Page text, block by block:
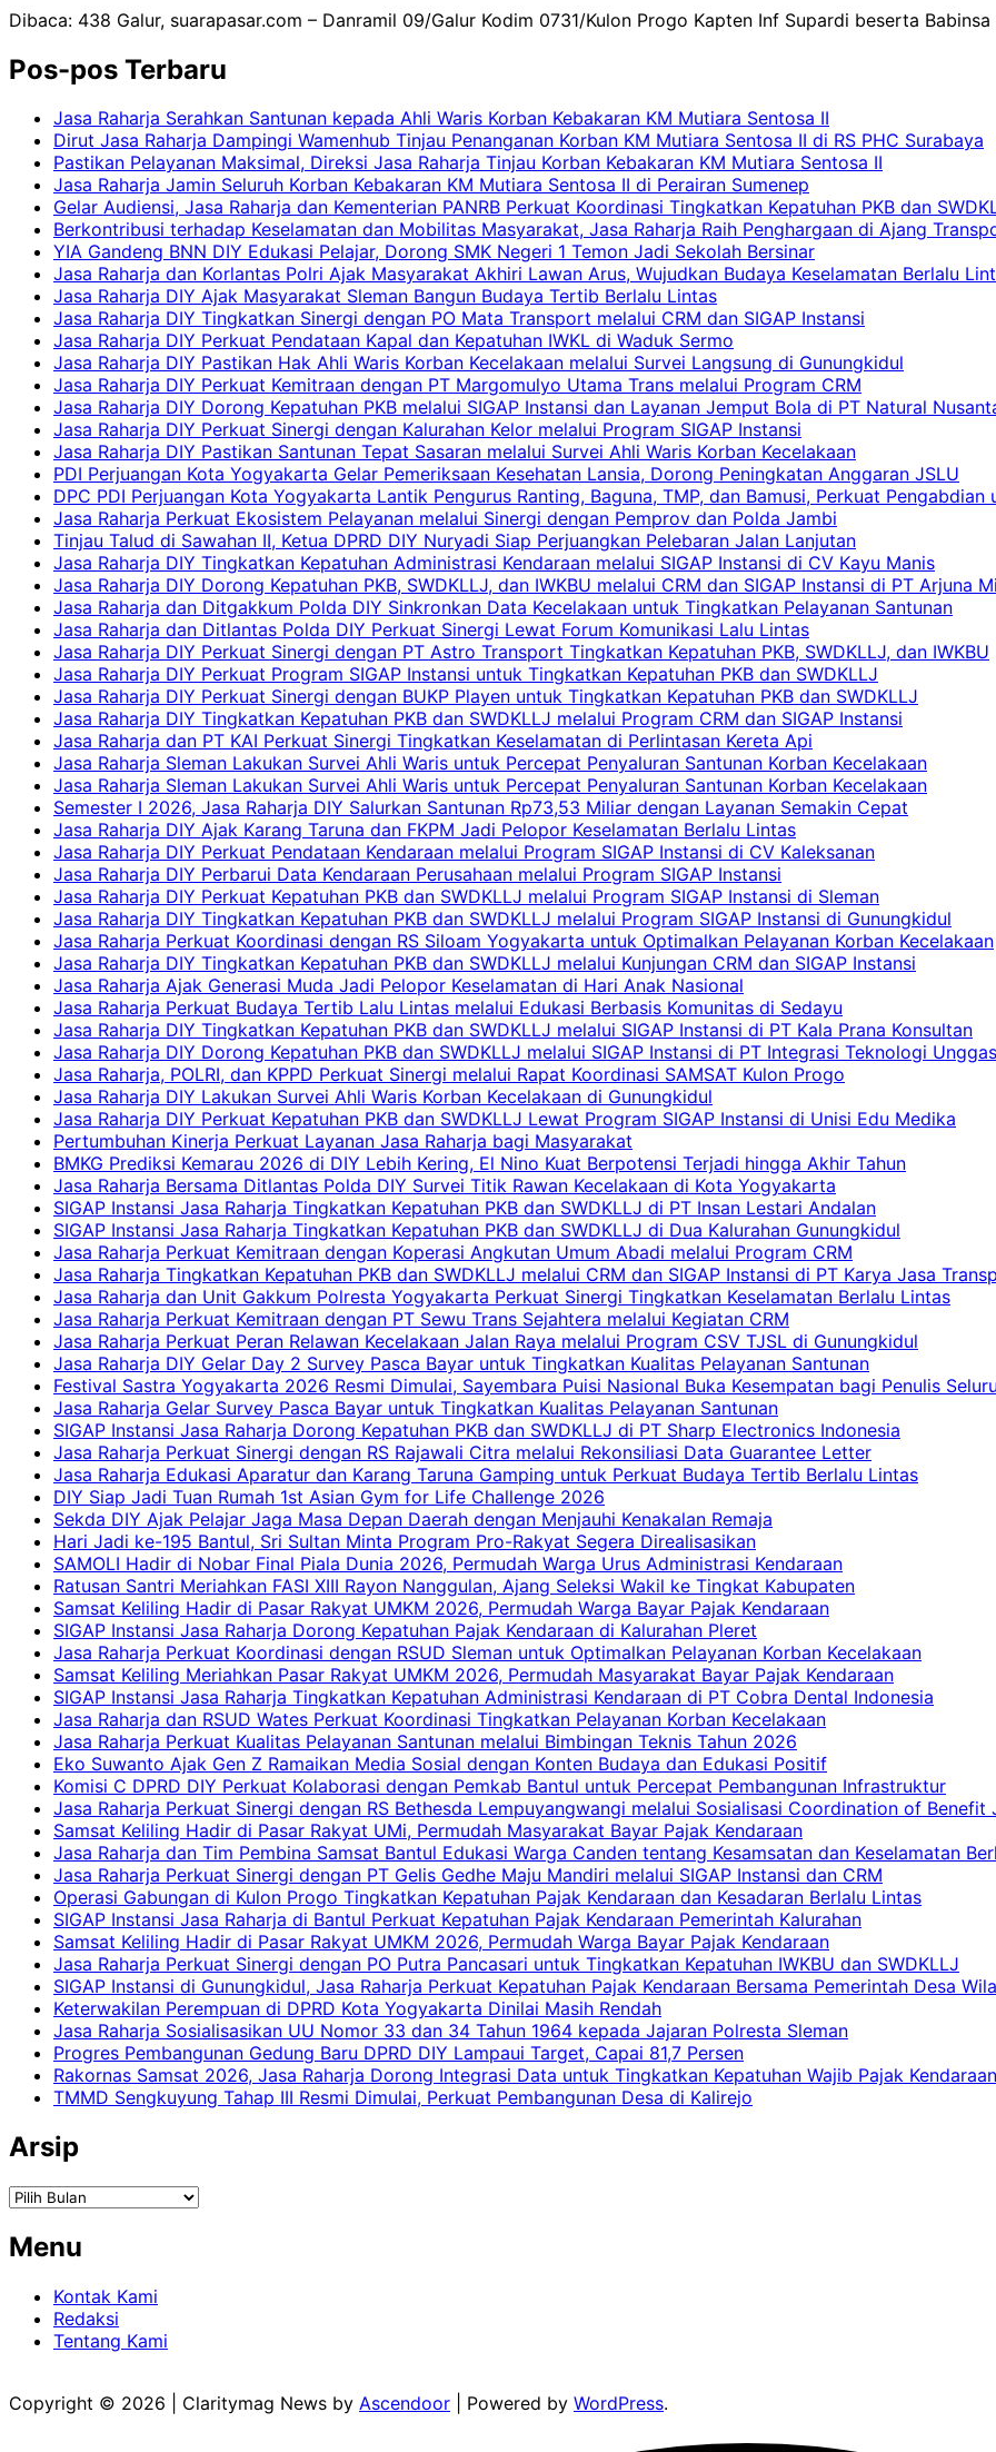
Dibaca: 438 Galur, suarapasar.com – Danramil 09/Galur Kodim 0731/Kulon Progo Kapten Inf Supardi beserta
Pos-pos Terbaru
Jasa Raharja Serahkan Santunan kepada Ahli Waris Korban Kebakaran KM Mutiara Sentosa II
Dirut Jasa Raharja Dampingi Wamenhub Tinjau Penanganan Korban KM Mutiara Sentosa II di RS PHC Surabaya
Pastikan Pelayanan Maksimal, Direksi Jasa Raharja Tinjau Korban Kebakaran KM Mutiara Sentosa II
Jasa Raharja Jamin Seluruh Korban Kebakaran KM Mutiara Sentosa II di Perairan Sumenep
Gelar Audiensi, Jasa Raharja dan Kementerian PANRB Perkuat Koordinasi Tingkatkan Kepatuhan PKB dan
Berkontribusi terhadap Keselamatan dan Mobilitas Masyarakat, Jasa Raharja Raih Penghargaan di Ajang
YIA Gandeng BNN DIY Edukasi Pelajar, Dorong SMK Negeri 1 Temon Jadi Sekolah Bersinar
Jasa Raharja dan Korlantas Polri Ajak Masyarakat Akhiri Lawan Arus, Wujudkan Budaya Keselamatan Berlalu
Jasa Raharja DIY Ajak Masyarakat Sleman Bangun Budaya Tertib Berlalu Lintas
Jasa Raharja DIY Tingkatkan Sinergi dengan PO Mata Transport melalui CRM dan SIGAP Instansi
Jasa Raharja DIY Perkuat Pendataan Kapal dan Kepatuhan IWKL di Waduk Sermo
Jasa Raharja DIY Pastikan Hak Ahli Waris Korban Kecelakaan melalui Survei Langsung di Gunungkidul
Jasa Raharja DIY Perkuat Kemitraan dengan PT Margomulyo Utama Trans melalui Program CRM
Jasa Raharja DIY Dorong Kepatuhan PKB melalui SIGAP Instansi dan Layanan Jemput Bola di PT Natural
Jasa Raharja DIY Perkuat Sinergi dengan Kalurahan Kelor melalui Program SIGAP Instansi
Jasa Raharja DIY Pastikan Santunan Tepat Sasaran melalui Survei Ahli Waris Korban Kecelakaan
PDI Perjuangan Kota Yogyakarta Gelar Pemeriksaan Kesehatan Lansia, Dorong Peningkatan Anggaran JSLU
DPC PDI Perjuangan Kota Yogyakarta Lantik Pengurus Ranting, Baguna, TMP, dan Bamusi, Perkuat Pengabdian
Jasa Raharja Perkuat Ekosistem Pelayanan melalui Sinergi dengan Pemprov dan Polda Jambi
Tinjau Talud di Sawahan II, Ketua DPRD DIY Nuryadi Siap Perjuangkan Pelebaran Jalan Lanjutan
Jasa Raharja DIY Tingkatkan Kepatuhan Administrasi Kendaraan melalui SIGAP Instansi di CV Kayu Manis
Jasa Raharja DIY Dorong Kepatuhan PKB, SWDKLLJ, dan IWKBU melalui CRM dan SIGAP Instansi di PT Arjuna
Jasa Raharja dan Ditgakkum Polda DIY Sinkronkan Data Kecelakaan untuk Tingkatkan Pelayanan Santunan
Jasa Raharja dan Ditlantas Polda DIY Perkuat Sinergi Lewat Forum Komunikasi Lalu Lintas
Jasa Raharja DIY Perkuat Sinergi dengan PT Astro Transport Tingkatkan Kepatuhan PKB, SWDKLLJ, dan IWKBU
Jasa Raharja DIY Perkuat Program SIGAP Instansi untuk Tingkatkan Kepatuhan PKB dan SWDKLLJ
Jasa Raharja DIY Perkuat Sinergi dengan BUKP Playen untuk Tingkatkan Kepatuhan PKB dan SWDKLLJ
Jasa Raharja DIY Tingkatkan Kepatuhan PKB dan SWDKLLJ melalui Program CRM dan SIGAP Instansi
Jasa Raharja dan PT KAI Perkuat Sinergi Tingkatkan Keselamatan di Perlintasan Kereta Api
Jasa Raharja Sleman Lakukan Survei Ahli Waris untuk Percepat Penyaluran Santunan Korban Kecelakaan
Jasa Raharja Sleman Lakukan Survei Ahli Waris untuk Percepat Penyaluran Santunan Korban Kecelakaan
Semester I 2026, Jasa Raharja DIY Salurkan Santunan Rp73,53 Miliar dengan Layanan Semakin Cepat
Jasa Raharja DIY Ajak Karang Taruna dan FKPM Jadi Pelopor Keselamatan Berlalu Lintas
Jasa Raharja DIY Perkuat Pendataan Kendaraan melalui Program SIGAP Instansi di CV Kaleksanan
Jasa Raharja DIY Perbarui Data Kendaraan Perusahaan melalui Program SIGAP Instansi
Jasa Raharja DIY Perkuat Kepatuhan PKB dan SWDKLLJ melalui Program SIGAP Instansi di Sleman
Jasa Raharja DIY Tingkatkan Kepatuhan PKB dan SWDKLLJ melalui Program SIGAP Instansi di Gunungkidul
Jasa Raharja Perkuat Koordinasi dengan RS Siloam Yogyakarta untuk Optimalkan Pelayanan Korban Kecelakaan
Jasa Raharja DIY Tingkatkan Kepatuhan PKB dan SWDKLLJ melalui Kunjungan CRM dan SIGAP Instansi
Jasa Raharja Ajak Generasi Muda Jadi Pelopor Keselamatan di Hari Anak Nasional
Jasa Raharja Perkuat Budaya Tertib Lalu Lintas melalui Edukasi Berbasis Komunitas di Sedayu
Jasa Raharja DIY Tingkatkan Kepatuhan PKB dan SWDKLLJ melalui SIGAP Instansi di PT Kala Prana Konsultan
Jasa Raharja DIY Dorong Kepatuhan PKB dan SWDKLLJ melalui SIGAP Instansi di PT Integrasi Teknologi Unggas
Jasa Raharja, POLRI, dan KPPD Perkuat Sinergi melalui Rapat Koordinasi SAMSAT Kulon Progo
Jasa Raharja DIY Lakukan Survei Ahli Waris Korban Kecelakaan di Gunungkidul
Jasa Raharja DIY Perkuat Kepatuhan PKB dan SWDKLLJ Lewat Program SIGAP Instansi di Unisi Edu Medika
Pertumbuhan Kinerja Perkuat Layanan Jasa Raharja bagi Masyarakat
BMKG Prediksi Kemarau 2026 di DIY Lebih Kering, El Nino Kuat Berpotensi Terjadi hingga Akhir Tahun
Jasa Raharja Bersama Ditlantas Polda DIY Survei Titik Rawan Kecelakaan di Kota Yogyakarta
SIGAP Instansi Jasa Raharja Tingkatkan Kepatuhan PKB dan SWDKLLJ di PT Insan Lestari Andalan
SIGAP Instansi Jasa Raharja Tingkatkan Kepatuhan PKB dan SWDKLLJ di Dua Kalurahan Gunungkidul
Jasa Raharja Perkuat Kemitraan dengan Koperasi Angkutan Umum Abadi melalui Program CRM
Jasa Raharja Tingkatkan Kepatuhan PKB dan SWDKLLJ melalui CRM dan SIGAP Instansi di PT Karya Jasa
Jasa Raharja dan Unit Gakkum Polresta Yogyakarta Perkuat Sinergi Tingkatkan Keselamatan Berlalu Lintas
Jasa Raharja Perkuat Kemitraan dengan PT Sewu Trans Sejahtera melalui Kegiatan CRM
Jasa Raharja Perkuat Peran Relawan Kecelakaan Jalan Raya melalui Program CSV TJSL di Gunungkidul
Jasa Raharja DIY Gelar Day 2 Survey Pasca Bayar untuk Tingkatkan Kualitas Pelayanan Santunan
Festival Sastra Yogyakarta 2026 Resmi Dimulai, Sayembara Puisi Nasional Buka Kesempatan bagi Penulis
Jasa Raharja Gelar Survey Pasca Bayar untuk Tingkatkan Kualitas Pelayanan Santunan
SIGAP Instansi Jasa Raharja Dorong Kepatuhan PKB dan SWDKLLJ di PT Sharp Electronics Indonesia
Jasa Raharja Perkuat Sinergi dengan RS Rajawali Citra melalui Rekonsiliasi Data Guarantee Letter
Jasa Raharja Edukasi Aparatur dan Karang Taruna Gamping untuk Perkuat Budaya Tertib Berlalu Lintas
DIY Siap Jadi Tuan Rumah 1st Asian Gym for Life Challenge 2026
Sekda DIY Ajak Pelajar Jaga Masa Depan Daerah dengan Menjauhi Kenakalan Remaja
Hari Jadi ke-195 Bantul, Sri Sultan Minta Program Pro-Rakyat Segera Direalisasikan
SAMOLI Hadir di Nobar Final Piala Dunia 2026, Permudah Warga Urus Administrasi Kendaraan
Ratusan Santri Meriahkan FASI XIII Rayon Nanggulan, Ajang Seleksi Wakil ke Tingkat Kabupaten
Samsat Keliling Hadir di Pasar Rakyat UMKM 2026, Permudah Warga Bayar Pajak Kendaraan
SIGAP Instansi Jasa Raharja Dorong Kepatuhan Pajak Kendaraan di Kalurahan Pleret
Jasa Raharja Perkuat Koordinasi dengan RSUD Sleman untuk Optimalkan Pelayanan Korban Kecelakaan
Samsat Keliling Meriahkan Pasar Rakyat UMKM 2026, Permudah Masyarakat Bayar Pajak Kendaraan
SIGAP Instansi Jasa Raharja Tingkatkan Kepatuhan Administrasi Kendaraan di PT Cobra Dental Indonesia
Jasa Raharja dan RSUD Wates Perkuat Koordinasi Tingkatkan Pelayanan Korban Kecelakaan
Jasa Raharja Perkuat Kualitas Pelayanan Santunan melalui Bimbingan Teknis Tahun 2026
Eko Suwanto Ajak Gen Z Ramaikan Media Sosial dengan Konten Budaya dan Edukasi Positif
Komisi C DPRD DIY Perkuat Kolaborasi dengan Pemkab Bantul untuk Percepat Pembangunan Infrastruktur
Jasa Raharja Perkuat Sinergi dengan RS Bethesda Lempuyangwangi melalui Sosialisasi Coordination of Benefit
Samsat Keliling Hadir di Pasar Rakyat UMi, Permudah Masyarakat Bayar Pajak Kendaraan
Jasa Raharja dan Tim Pembina Samsat Bantul Edukasi Warga Canden tentang Kesamsatan dan Keselamatan
Jasa Raharja Perkuat Sinergi dengan PT Gelis Gedhe Maju Mandiri melalui SIGAP Instansi dan CRM
Operasi Gabungan di Kulon Progo Tingkatkan Kepatuhan Pajak Kendaraan dan Kesadaran Berlalu Lintas
SIGAP Instansi Jasa Raharja di Bantul Perkuat Kepatuhan Pajak Kendaraan Pemerintah Kalurahan
Samsat Keliling Hadir di Pasar Rakyat UMKM 2026, Permudah Warga Bayar Pajak Kendaraan
Jasa Raharja Perkuat Sinergi dengan PO Putra Pancasari untuk Tingkatkan Kepatuhan IWKBU dan SWDKLLJ
SIGAP Instansi di Gunungkidul, Jasa Raharja Perkuat Kepatuhan Pajak Kendaraan Bersama Pemerintah Desa
Keterwakilan Perempuan di DPRD Kota Yogyakarta Dinilai Masih Rendah
Jasa Raharja Sosialisasikan UU Nomor 33 dan 34 Tahun 1964 kepada Jajaran Polresta Sleman
Progres Pembangunan Gedung Baru DPRD DIY Lampaui Target, Capai 81,7 Persen
Rakornas Samsat 2026, Jasa Raharja Dorong Integrasi Data untuk Tingkatkan Kepatuhan Wajib Pajak
TMMD Sengkuyung Tahap III Resmi Dimulai, Perkuat Pembangunan Desa di Kalirejo
Arsip
Arsip
Menu
Kontak Kami
Redaksi
Tentang Kami
Copyright © 2026 | Claritymag News by Ascendoor | Powered by WordPress.